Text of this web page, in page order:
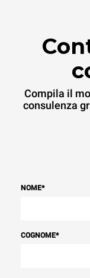
Compila il
consulenza
NOME*
COGNOME*